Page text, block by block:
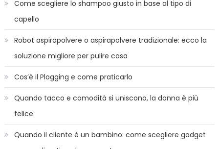
Come scegliere lo shampoo giusto in base al tipo di
capello
Robot aspirapolvere o aspirapolvere tradizionale: ecco la
soluzione migliore per pulire casa
Cos’è il Plogging e come praticarlo
Quando tacco e comodità si uniscono, la donna è più
felice
Quando il cliente è un bambino: come scegliere gadget